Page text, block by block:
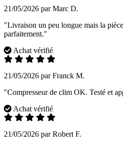
21/05/2026 par Marc D.
"Livraison un peu longue mais la
parfaitement."
Achat vérifié
21/05/2026 par Franck M.
"Compresseur de clim OK. Testé et
Achat vérifié
21/05/2026 par Robert F.